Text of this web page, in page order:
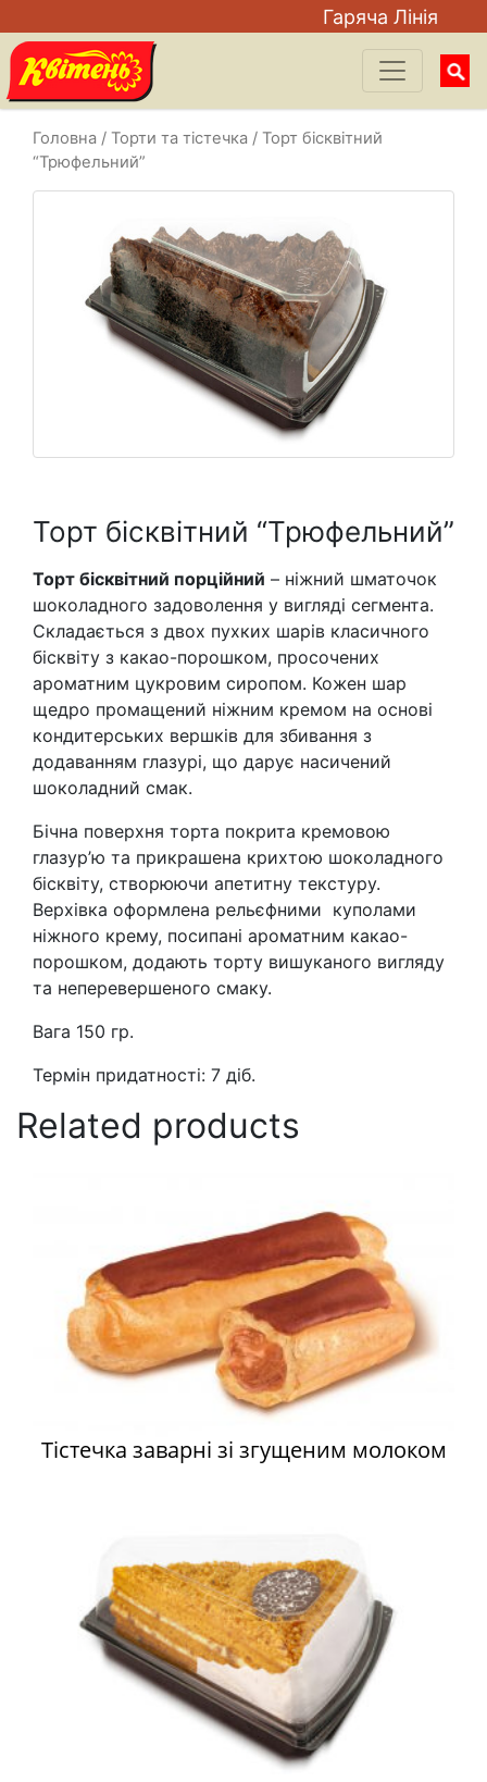
Гаряча Лiнiя
for:
Головна / Торти та тістечка / Торт бісквітний
“Трюфельний”
Торт бісквітний “Трюфельний”
Торт бісквітний порційний – ніжний шматочок
шоколадного задоволення у вигляді сегмента.
Складається з двох пухких шарів класичного
бісквіту з какао-порошком, просочених
ароматним цукровим сиропом. Кожен шар
щедро промащений ніжним кремом на основі
кондитерських вершків для збивання з
додаванням глазурі, що дарує насичений
шоколадний смак.
Бічна поверхня торта покрита кремовою
глазур’ю та прикрашена крихтою шоколадного
бісквіту, створюючи апетитну текстуру.
Верхівка оформлена рельєфними куполами
ніжного крему, посипані ароматним какао-
порошком, додають торту вишуканого вигляду
та неперевершеного смаку.
Вага 150 гр.
Термін придатності: 7 діб.
Related products
Тістечка заварні зі згущеним молоком